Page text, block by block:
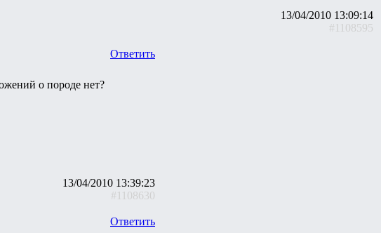
13/04/2010 13:09:14
#1108595
Ответить
о породе нет?
13/04/2010 13:39:23
#1108630
Ответить